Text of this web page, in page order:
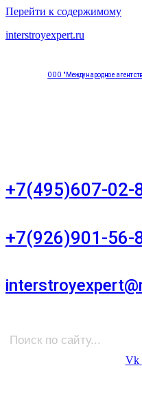
Перейти к содержимому
interstroyexpert.ru
ООО "Международное
+7(495)607-02-
+7(926)901-56-
Vk